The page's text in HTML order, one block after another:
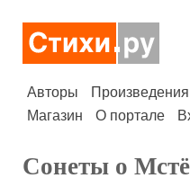
Авторы Произведения
Магазин
О портале
Сонеты о